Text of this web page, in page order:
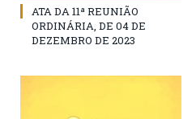
ATA DA 11ª REUNIÃO
ORDINÁRIA, DE 04 DE
DEZEMBRO DE 2023